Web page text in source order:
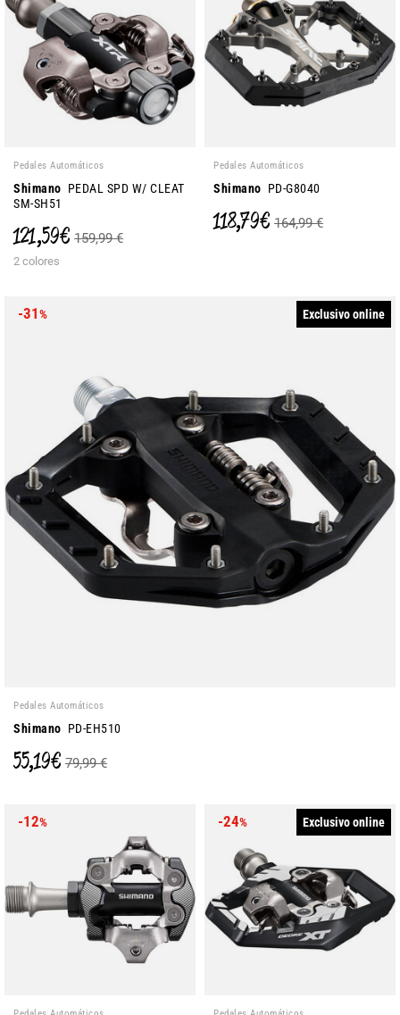
Pedales Automáticos
Shimano PEDAL SPD W/ CLEAT
SM-SH51
121,59 € 159,99 €
2 colores
Pedales Automáticos
Shimano PD-G8040
118,79 € 164,99 €
-31% Exclusivo online
Pedales Automáticos
Shimano PD-EH510
55,19 € 79,99 €
-12% -24% Exclusivo online